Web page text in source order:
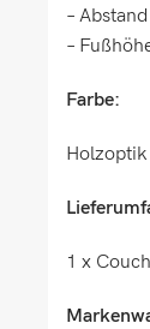
–
–
Farbe:
Holzoptik
1 x